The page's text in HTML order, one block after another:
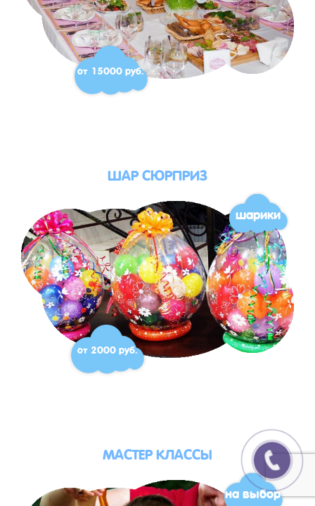
от 15000 руб.
ШАР СЮРПРИЗ
шарики
от 2000 руб.
МАСТЕР КЛАССЫ
на выбор